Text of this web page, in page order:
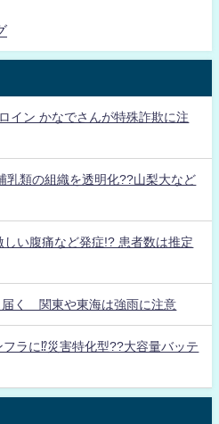
イン かなでさんが特殊詐欺に注
乳類の組織を透明化??山梨大など
い腹痛など発症!? 患者数は推定
く 関東や東海は強雨に注意
ラに⁉災害特化型??大容量バッテ